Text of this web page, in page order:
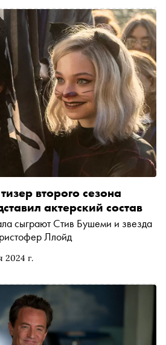
2024 г.
второго сезона
актерский состав
сыграют Стив Бушеми и звезда
Ллойд